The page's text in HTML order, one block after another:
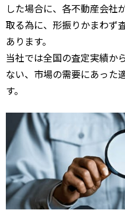
した場合に、各不動産会社
取る為に、形振りかまわず
あります。
当社では全国の査定実績か
ない、市場の需要にあった
す。